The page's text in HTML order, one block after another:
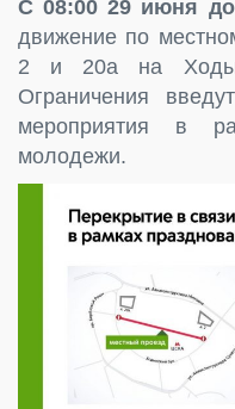
С 08:00 29 июня
движение по
2 и 20а на
Ограничения
мероприятия в
молодежи.